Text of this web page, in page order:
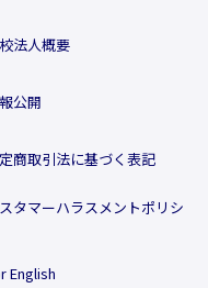
法人概要
公開
商取引法に基づく表記
タマーハラスメントポリシ
English